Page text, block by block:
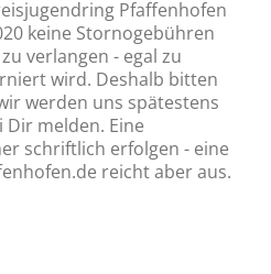
Pfaffenhofen
keine Stornogebühren
verlangen - egal zu
wird. Deshalb bitten
werden uns spätestens
Dir melden. Eine
schriftlich erfolgen - eine
reicht aber aus.